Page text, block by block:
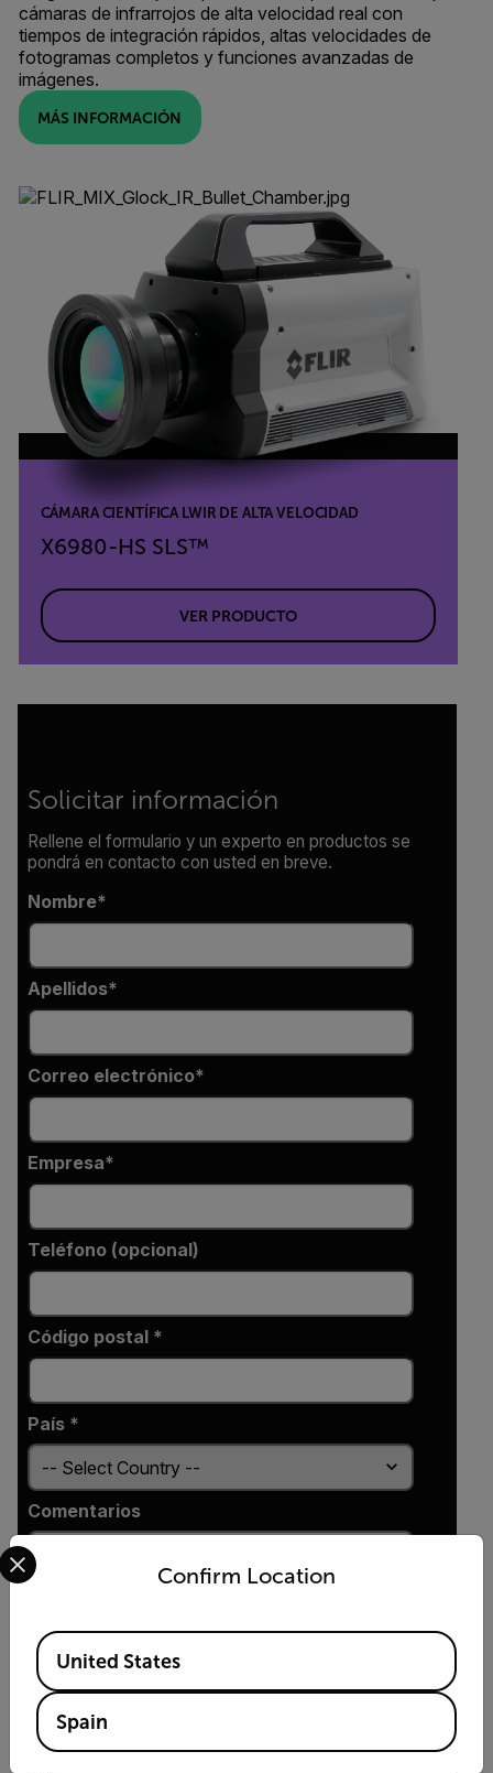
cámaras de infrarrojos de alta velocidad real con
tiempos de integración rápidos, altas velocidades de
fotogramas completos y funciones avanzadas de
imágenes.
MÁS INFORMACIÓN
CÁMARA CIENTÍFICA LWIR DE ALTA VELOCIDAD
X6980-HS SLS™
VER PRODUCTO
Solicitar información
Rellene el formulario y un experto en productos se
pondrá en contacto con usted en breve.
Nombre
Apellidos
Correo electrónico
Empresa
Teléfono (opcional)
Código postal *
País *
Comentarios
deals from FLIR.
ENVIAR
Al enviarlo, acepta lapolítica de privacidady lapolítica de cookiesde
Confirm Location
Select your preferred country and language from the
Available Locations
United States
Spain